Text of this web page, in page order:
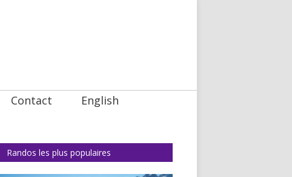
Contact English
Randos les plus populaires